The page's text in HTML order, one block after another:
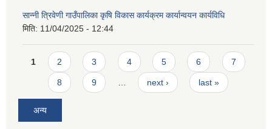
सान्नी त्रिवेणी गाउँपालिका कृषि विकास कार्यक्रम कार्यान्वयन कार्यविधि
मिति: 11/04/2025 - 12:44
Pages
1 2 3 4 5 6 7
8 9 next › last »
अन्य